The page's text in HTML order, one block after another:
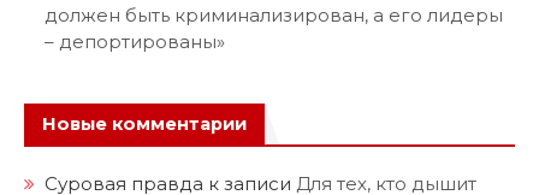
должен быть криминализирован, а его лидеры
– депортированы»
Новые комментарии
Суровая правда к записи Для тех, кто дышит